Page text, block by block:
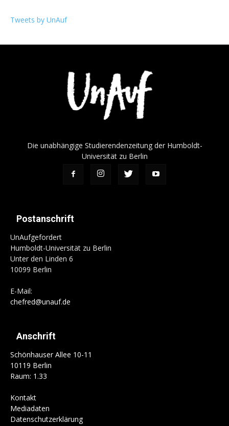
Tweets by UnAuf
Die unabhängige Studierendenzeitung der Humboldt-
Universität zu Berlin
Postanschrift
UnAufgefordert
Humboldt-Universität zu Berlin
Unter den Linden 6
10099 Berlin
E-Mail:
chefred@unauf.de
Anschrift
Schönhauser Allee 10-11
10119 Berlin
Raum: 1.33
Kontakt
Mediadaten
Datenschutzerklärung